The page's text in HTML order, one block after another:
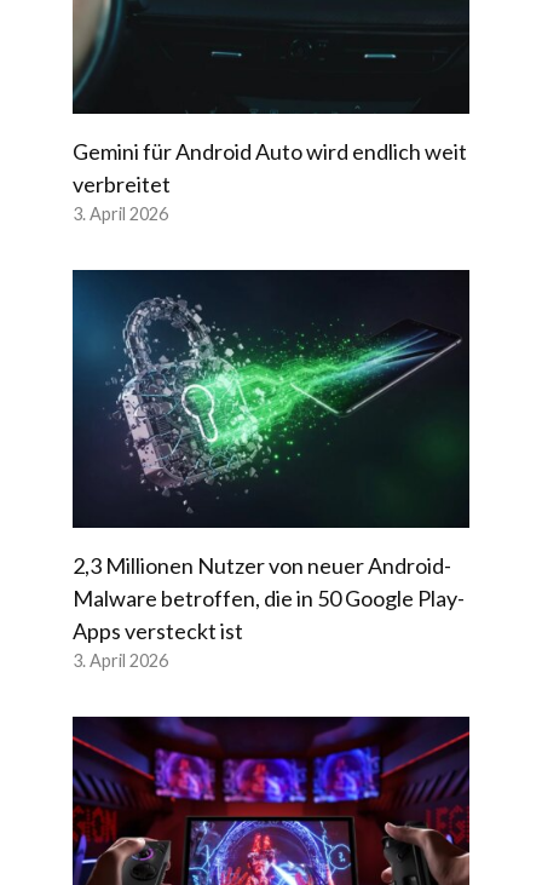
Gemini für Android Auto wird endlich weit
verbreitet
3. April 2026
2,3 Millionen Nutzer von neuer Android-
Malware betroffen, die in 50 Google Play-
Apps versteckt ist
3. April 2026